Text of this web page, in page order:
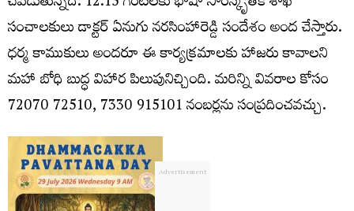
సంచాలకులు డాక్టర్ ఏనుగు నరసింహారెడ్డి సందేశం అంద చేస్తారు.
ధర్మ కాముకులు అందరూ ఈ కార్యక్రమాలకు హాజరు కావాలని
మహా బోధి బుద్ధ విహార పిలుపునిచ్చింది. ‪‪‪‪మరిన్ని వివరాల కోసం
72070 72510‬‬‬‬, ‪‪‪7330 915101 నంబర్లను సంప్రదించవచ్చు.